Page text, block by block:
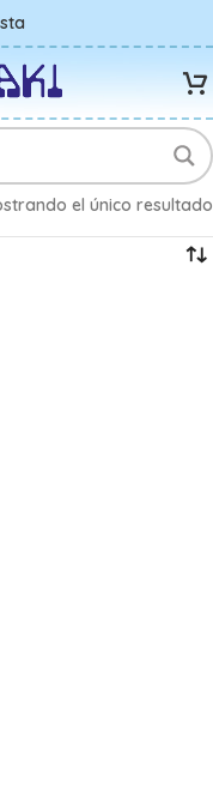
el único resultado